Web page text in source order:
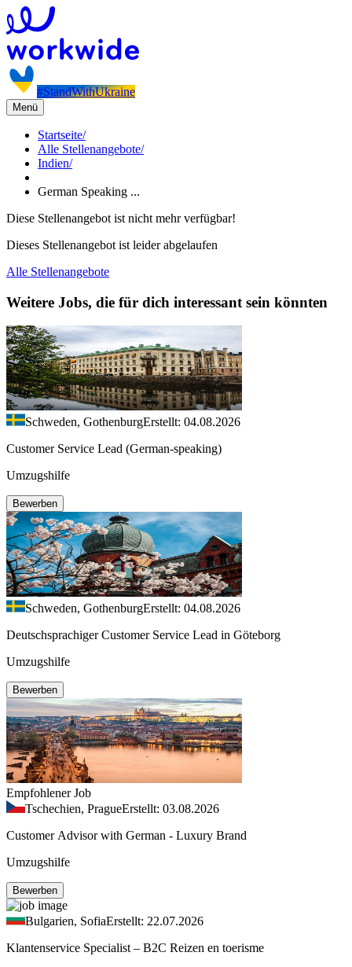
#StandWithUkraine
Menü
Startseite/
Alle Stellenangebote/
Indien/
German Speaking ...
Diese Stellenangebot ist nicht mehr verfügbar!
Dieses Stellenangebot ist leider abgelaufen
Alle Stellenangebote
Weitere Jobs, die für dich interessant sein könnten
Schweden, GothenburgErstellt: 04.08.2026
Customer Service Lead (German-speaking)
Umzugshilfe
Bewerben
Schweden, GothenburgErstellt: 04.08.2026
Deutschsprachiger Customer Service Lead in Göteborg
Umzugshilfe
Bewerben
Empfohlener Job
Tschechien, PragueErstellt: 03.08.2026
Customer Advisor with German - Luxury Brand
Umzugshilfe
Bewerben
Bulgarien, SofiaErstellt: 22.07.2026
Klantenservice Specialist – B2C Reizen en toerisme